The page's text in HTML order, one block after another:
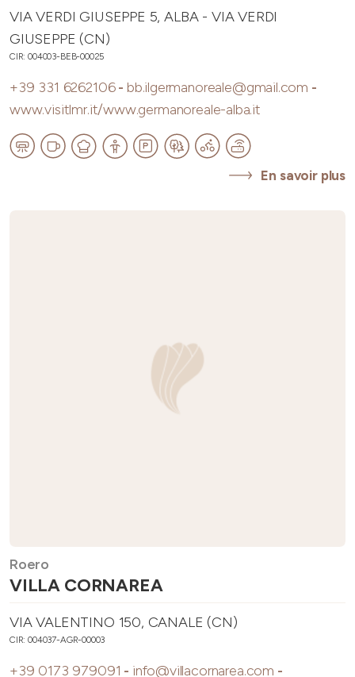
VIA VERDI GIUSEPPE 5, ALBA - VIA VERDI
GIUSEPPE (CN)
CIR: 004003-BEB-00025
+39 331 6262106- bb.ilgermanoreale@gmail.com -
www.visitlmr.it/www.germanoreale-alba.it
En savoir plus
Roero
VILLA CORNAREA
VIA VALENTINO 150, CANALE (CN)
CIR: 004037-AGR-00003
+39 0173 979091 - info@villacornarea.com -